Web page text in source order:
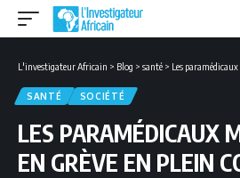
L'investigateur Africain > Blog > santé > Les
SANTÉ SOCIÉTÉ
LES PARAMÉDICAUX
EN GRÈVE EN PLEIN